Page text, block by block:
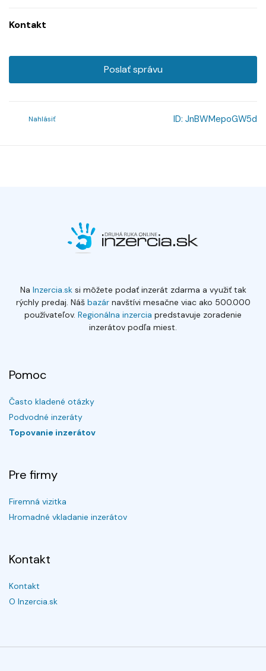
Kontakt
Poslať správu
Nahlásiť ID: JnBWMepoGW5d
Na Inzercia.sksi môžete podať inzerát zdarma a využiť tak
rýchly predaj. Náš bazárnavštívi mesačne viac ako 500.000
používateľov. Regionálna inzercia predstavuje zoradenie
inzerátov podľa miest.
Pomoc
Často kladené otázky
Podvodné inzeráty
Topovanie inzerátov
Pre firmy
Firemná vizitka
Hromadné vkladanie inzerátov
Kontakt
Kontakt
O Inzercia.sk